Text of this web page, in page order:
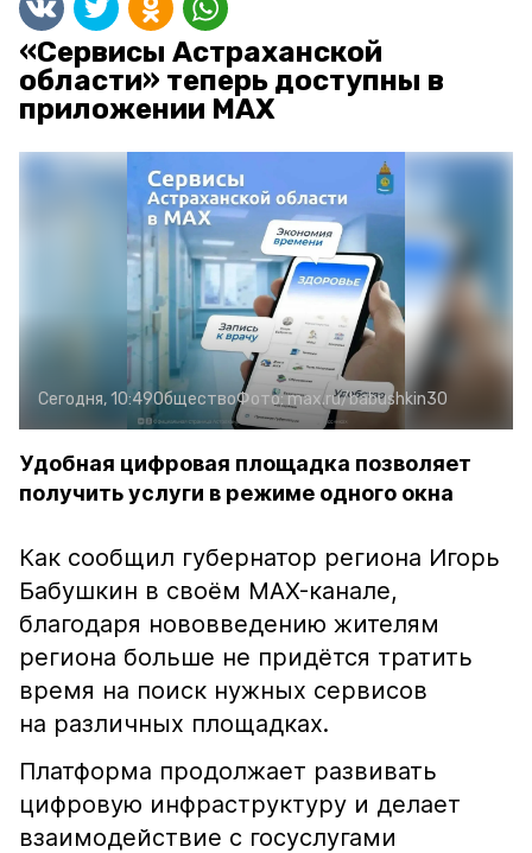
«Сервисы Астраханской
области» теперь доступны в
приложении MAX
Сегодня, 10:49ОбществоФото:max.ru/babushkin30
Удобная цифровая площадка позволяет
получить услуги в режиме одного окна
Как сообщил губернатор региона Игорь
Бабушкин в своём MAX-канале,
благодаря нововведению жителям
региона больше не придётся тратить
время на поиск нужных сервисов
на различных площадках.
Платформа продолжает развивать
цифровую инфраструктуру и делает
взаимодействие с госуслугами